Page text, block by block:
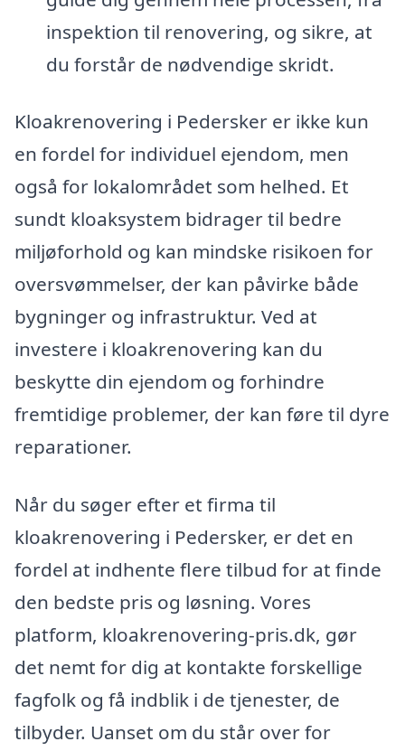
inspektion til renovering, og sikre, at
du forstår de nødvendige skridt.
Kloakrenovering i Pedersker er ikke kun
en fordel for individuel ejendom, men
også for lokalområdet som helhed. Et
sundt kloaksystem bidrager til bedre
miljøforhold og kan mindske risikoen for
oversvømmelser, der kan påvirke både
bygninger og infrastruktur. Ved at
investere i kloakrenovering kan du
beskytte din ejendom og forhindre
fremtidige problemer, der kan føre til dyre
reparationer.
Når du søger efter et firma til
kloakrenovering i Pedersker, er det en
fordel at indhente flere tilbud for at finde
den bedste pris og løsning. Vores
platform, kloakrenovering-pris.dk, gør
det nemt for dig at kontakte forskellige
fagfolk og få indblik i de tjenester, de
tilbyder. Uanset om du står over for